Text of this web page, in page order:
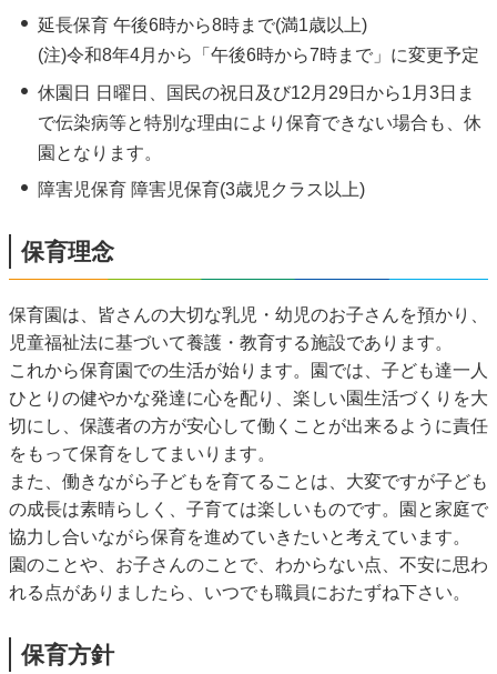
延長保育 午後6時から8時まで(満1歳以上)
(注)令和8年4月から「午後6時から7時まで」に変更予定
休園日 日曜日、国民の祝日及び12月29日から1月3日ま
で伝染病等と特別な理由により保育できない場合も、休
園となります。
障害児保育 障害児保育(3歳児クラス以上)
保育理念
保育園は、皆さんの大切な乳児・幼児のお子さんを預かり、
児童福祉法に基づいて養護・教育する施設であります。
これから保育園での生活が始ります。園では、子ども達一人
ひとりの健やかな発達に心を配り、楽しい園生活づくりを大
切にし、保護者の方が安心して働くことが出来るように責任
をもって保育をしてまいります。
また、働きながら子どもを育てることは、大変ですが子ども
の成長は素晴らしく、子育ては楽しいものです。園と家庭で
協力し合いながら保育を進めていきたいと考えています。
園のことや、お子さんのことで、わからない点、不安に思わ
れる点がありましたら、いつでも職員におたずね下さい。
保育方針